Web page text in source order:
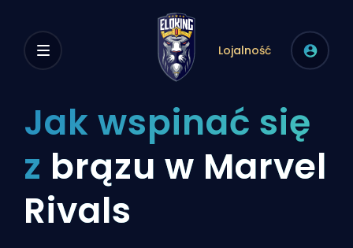
Lojalność
Jak wspinać się
z brązu w Marvel
Rivals